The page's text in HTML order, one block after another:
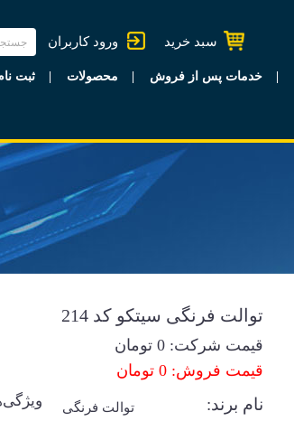
ورود کاربران سبد خرید
ثبت محصولات خدمات پس از فروش
توالت فرنگی سیتکو کد 214
قیمت شرکت: 0 تومان
قیمت فروش: 0 تومان
نام برند: توالت فرنگی